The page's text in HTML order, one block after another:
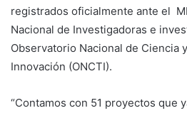
registrados oficialmente ante el
Nacional de Investigadoras e
Observatorio Nacional de Ciencia
Innovación (ONCTI).
“Contamos con 51 proyectos que